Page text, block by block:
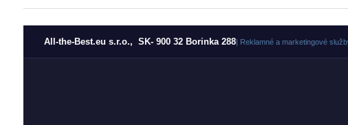
All-the-Best.eu s.r.o., SK- 900 32 Borinka 288| Reklamné a marketingové